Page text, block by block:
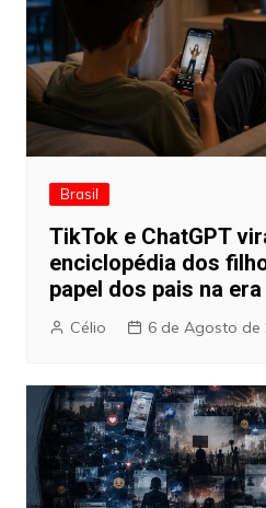
Brasil
TikTok e ChatGPT
enciclopédia dos
papel dos pais na
Célio 6 de Agosto de